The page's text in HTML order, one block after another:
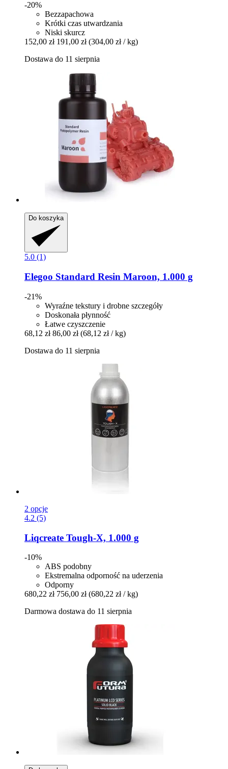
-20%
Bezzapachowa
Krótki czas utwardzania
Niski skurcz
152,00 zł 191,00 zł (304,00 zł / kg)
Dostawa do 11 sierpnia
Do koszyka
5.0 (1)
Elegoo Standard Resin Maroon, 1.000 g
-21%
Wyraźne tekstury i drobne szczegóły
Doskonała płynność
Łatwe czyszczenie
68,12 zł 86,00 zł (68,12 zł / kg)
Dostawa do 11 sierpnia
2 opcje
4.2 (5)
Liqcreate Tough-​X, 1.000 g
-10%
ABS podobny
Ekstremalna odporność na uderzenia
Odporny
680,22 zł 756,00 zł (680,22 zł / kg)
Darmowa dostawa do 11 sierpnia